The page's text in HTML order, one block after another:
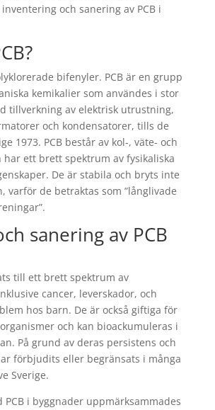
och sanering av PCB i
bifenyler. PCB är en grupp
kemikalier som användes i stor
tillverkning av elektrisk utrustning,
och kondensatorer, tills de
1973. PCB består av kol-, väte- och
har ett brett spektrum av fysikaliska
De är stabila och bryts inte
varför de betraktas som ”långlivade
sanering av PCB
till ett brett spektrum av
cancer, leverskador, och
hos barn. De är också giftiga för
och kan bioackumuleras i
På grund av deras persistens och
förbjudits eller begränsats i många
Sverige.
PCB i byggnader uppmärksammades